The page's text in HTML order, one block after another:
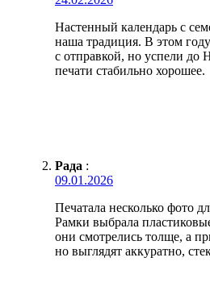
Настенный календарь с
наша традиция. В этом
с отправкой, но успели до
печати стабильно хорошее.
Рада :
09.01.2026
Печатала несколько фото
Рамки выбрала
они смотрелись толще, а
но выглядят аккуратно,